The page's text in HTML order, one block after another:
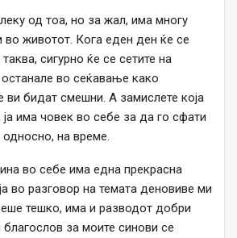
од тоа, но за жал, има многу
во животот. Кога еден ден ќе се
сигурно ќе се сетите на
во сеќавање како
ви бидат смешни. А замислете која
има човек во себе за да го сфати
на време.
во себе има една прекрасна
во разговор на темата деновиве ми
тешко, има и разводот добри
благослов за моите синови се